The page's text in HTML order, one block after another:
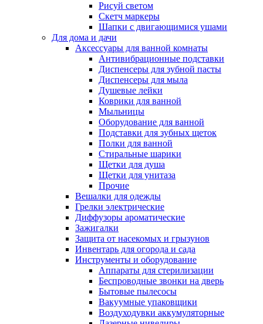
Рисуй светом
Скетч маркеры
Шапки с двигающимися ушами
Для дома и дачи
Аксессуары для ванной комнаты
Антивибрационные подставки
Диспенсеры для зубной пасты
Диспенсеры для мыла
Душевые лейки
Коврики для ванной
Мыльницы
Оборудование для ванной
Подставки для зубных щеток
Полки для ванной
Стиральные шарики
Щетки для душа
Щетки для унитаза
Прочие
Вешалки для одежды
Грелки электрические
Диффузоры ароматические
Зажигалки
Защита от насекомых и грызунов
Инвентарь для огорода и сада
Инструменты и оборудование
Аппараты для стерилизации
Беспроводные звонки на дверь
Бытовые пылесосы
Вакуумные упаковщики
Воздуходувки аккумуляторные